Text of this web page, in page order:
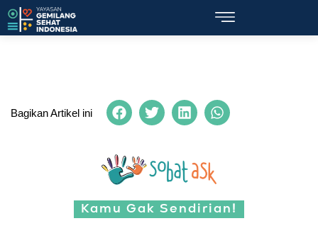
Bagikan Artikel ini
Kamu Gak Sendirian!